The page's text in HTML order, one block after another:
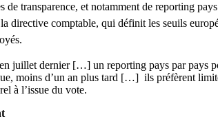
de transparence, et notamment de reporting
directive comptable, qui définit les seuils
juillet dernier […] un reporting pays par pays
moins d’un an plus tard […] ils préfèrent
à l’issue du vote.